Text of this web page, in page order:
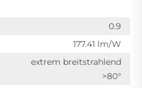
0.9
177.41 lm/W
extrem breitstrahlend
>80°